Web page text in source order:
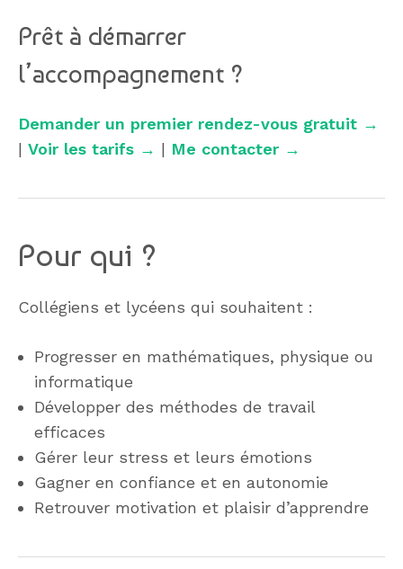
Prêt à démarrer
l’accompagnement ?
Demander un premier rendez-vous gratuit →
| Voir les tarifs → | Me contacter →
Pour qui ?
Collégiens et lycéens qui souhaitent :
Progresser en mathématiques, physique ou
informatique
Développer des méthodes de travail
efficaces
Gérer leur stress et leurs émotions
Gagner en confiance et en autonomie
Retrouver motivation et plaisir d’apprendre